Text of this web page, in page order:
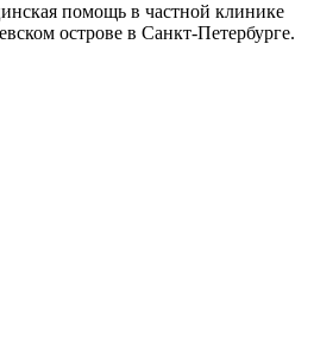
помощь в частной клинике
острове в Санкт-Петербурге.